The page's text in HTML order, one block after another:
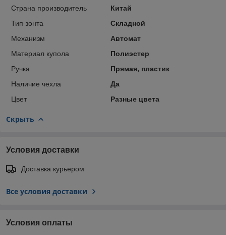
Страна производитель
Китай
Тип зонта
Складной
Механизм
Автомат
Материал купола
Полиэстер
Ручка
Прямая, пластик
Наличие чехла
Да
Цвет
Разные цвета
Скрыть
Условия доставки
Доставка курьером
Все условия доставки
Условия оплаты